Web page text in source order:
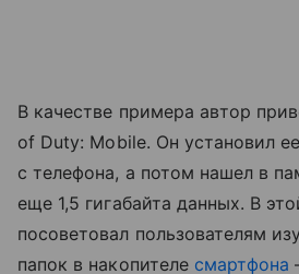
В качестве примера автор
of Duty: Mobile. Он установил
с телефона, а потом нашел в
еще 1,5 гигабайта данных. В
посоветовал пользователям
папок в накопителе смартфона